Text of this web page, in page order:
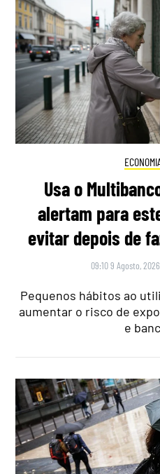
Usa o
alertam para
evitar depois de
09:10 9 Agosto, 2026
Pequenos hábitos ao
aumentar o risco de
e